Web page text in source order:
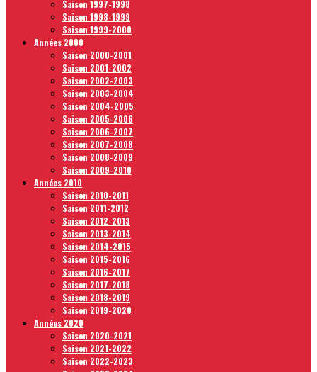
Saison 1997-1998
Saison 1998-1999
Saison 1999-2000
Années 2000
Saison 2000-2001
Saison 2001-2002
Saison 2002-2003
Saison 2003-2004
Saison 2004-2005
Saison 2005-2006
Saison 2006-2007
Saison 2007-2008
Saison 2008-2009
Saison 2009-2010
Années 2010
Saison 2010-2011
Saison 2011-2012
Saison 2012-2013
Saison 2013-2014
Saison 2014-2015
Saison 2015-2016
Saison 2016-2017
Saison 2017-2018
Saison 2018-2019
Saison 2019-2020
Années 2020
Saison 2020-2021
Saison 2021-2022
Saison 2022-2023